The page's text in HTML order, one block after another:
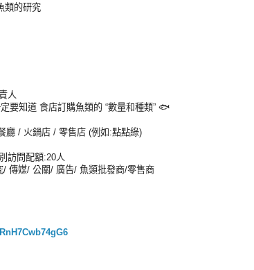
類的研究
人
要知道 食店訂購魚類的 “數量和種類” 🐟
廳 / 火鍋店 / 零售店 (例如:點點綠)
訪問配額:20人
傳媒/ 公關/ 廣告/ 魚類批發商/零售商